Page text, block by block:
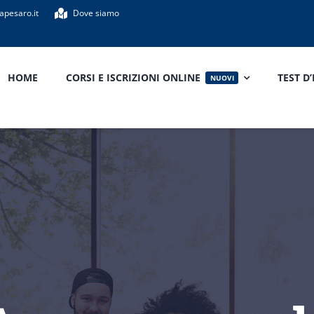
Dove siamo
HOME CORSI E ISCRIZIONI ONLINE NUOVI TEST